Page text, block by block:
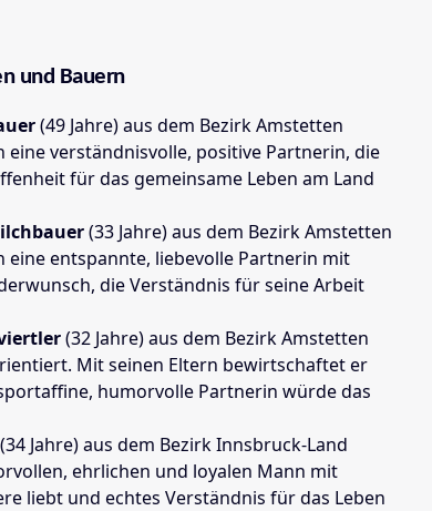
und Bauern
(49 Jahre) aus dem Bezirk Amstetten
verständnisvolle, positive Partnerin, die
für das gemeinsame Leben am Land
(33 Jahre) aus dem Bezirk Amstetten
entspannte, liebevolle Partnerin mit
die Verständnis für seine Arbeit
(32 Jahre) aus dem Bezirk Amstetten
Mit seinen Eltern bewirtschaftet er
humorvolle Partnerin würde das
(34 Jahre) aus dem Bezirk Innsbruck-Land
ehrlichen und loyalen Mann mit
liebt und echtes Verständnis für das Leben